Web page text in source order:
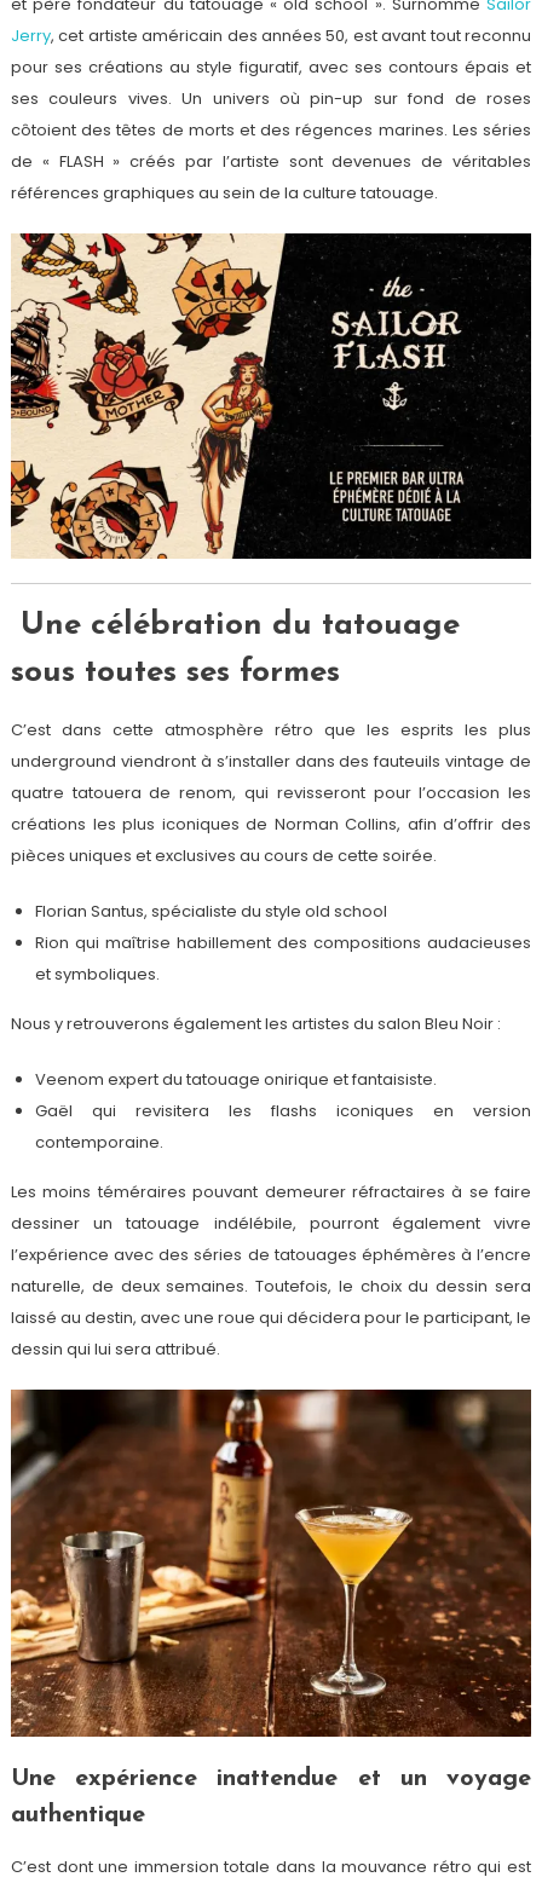
Jerry, cet artiste américain des années 50, est avant tout reconnu
pour ses créations au style figuratif, avec ses contours épais et
ses couleurs vives. Un univers où pin-up sur fond de roses
côtoient des têtes de morts et des régences marines. Les séries
de « FLASH » créés par l’artiste sont devenues de véritables
références graphiques au sein de la culture tatouage.
Une célébration du tatouage
sous toutes ses formes
C’est dans cette atmosphère rétro que les esprits les plus
underground viendront à s’installer dans des fauteuils vintage de
quatre tatouera de renom, qui revisseront pour l’occasion les
créations les plus iconiques de Norman Collins, afin d’offrir des
pièces uniques et exclusives au cours de cette soirée.
Florian Santus, spécialiste du style old school
Rion qui maîtrise habillement des compositions audacieuses
et symboliques.
Nous y retrouverons également les artistes du salon Bleu Noir :
Veenom expert du tatouage onirique et fantaisiste.
Gaël qui revisitera les flashs iconiques en version
contemporaine.
Les moins téméraires pouvant demeurer réfractaires à se faire
dessiner un tatouage indélébile, pourront également vivre
l’expérience avec des séries de tatouages éphémères à l’encre
naturelle, de deux semaines. Toutefois, le choix du dessin sera
laissé au destin, avec une roue qui décidera pour le participant, le
dessin qui lui sera attribué.
Une expérience inattendue et un voyage
authentique
C’est dont une immersion totale dans la mouvance rétro qui est